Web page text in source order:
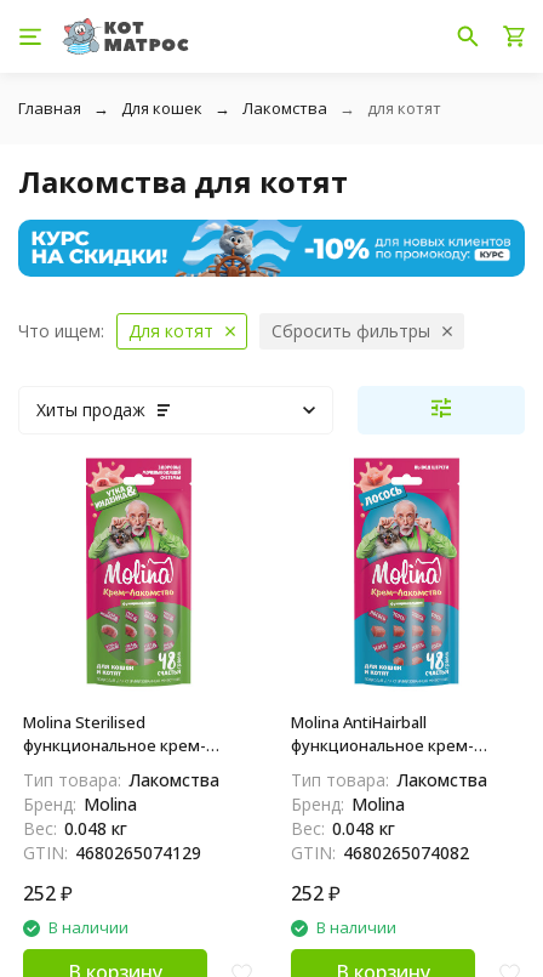
Главная Для кошек Лакомства для котят
Лакомства для котят
Что ищем: Для котят Сбросить фильтры
Хиты продаж
Molina Sterilised
функциональное крем-
кошек и котят, для здоровья
мочевыводящей системы, с
уткой и индейкой - 48 г
Тип товара: Лакомства
Бренд: Molina
Вес: 0.048 кг
GTIN: 4680265074129
252₽
В наличии
Molina AntiHairball
функциональное крем-
кошек и котят, для
выведения комков шерсти
из желудка, с лососем - 48 г
Тип товара: Лакомства
Бренд: Molina
Вес: 0.048 кг
GTIN: 4680265074082
252₽
В наличии